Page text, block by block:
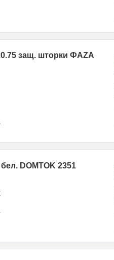
защ. шторки ФАZА
DOMTOK 2351